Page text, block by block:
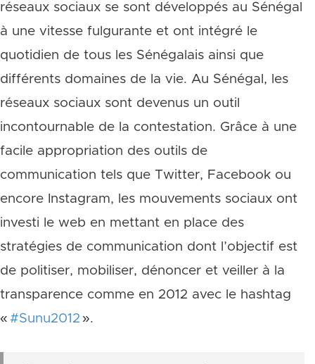
réseaux sociaux se sont développés au Sénégal
à une vitesse fulgurante et ont intégré le
quotidien de tous les Sénégalais ainsi que
différents domaines de la vie. Au Sénégal, les
réseaux sociaux sont devenus un outil
incontournable de la contestation. Grâce à une
facile appropriation des outils de
communication tels que Twitter, Facebook ou
encore Instagram, les mouvements sociaux ont
investi le web en mettant en place des
stratégies de communication dont l’objectif est
de politiser, mobiliser, dénoncer et veiller à la
transparence comme en 2012 avec le hashtag
« #Sunu2012 ».